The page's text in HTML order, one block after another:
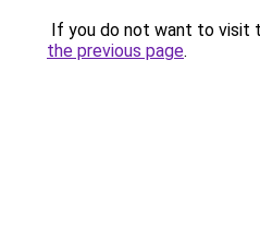
If you do not want to visit
the previous page.